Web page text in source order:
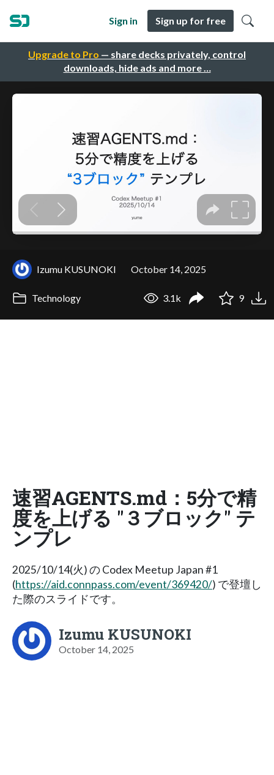
Upgrade to Pro — share decks privately, control
downloads, hide ads and more …
Sign in Sign up for free
Izumu KUSUNOKI October 14, 2025
Technology 3.1k 9
速習AGENTS.md：5分で精
度を上げる "３ブロック" テ
ンプレ
2025/10/14(火) の Codex Meetup Japan #1
(https://aid.connpass.com/event/369420/) で登壇し
た際のスライドです。
Izumu KUSUNOKI
October 14, 2025